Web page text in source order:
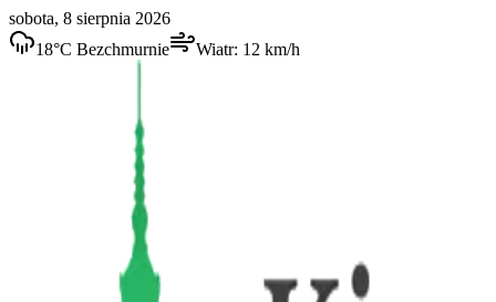
sobota, 8 sierpnia 2026
18°C Bezchmurnie Wiatr: 12 km/h